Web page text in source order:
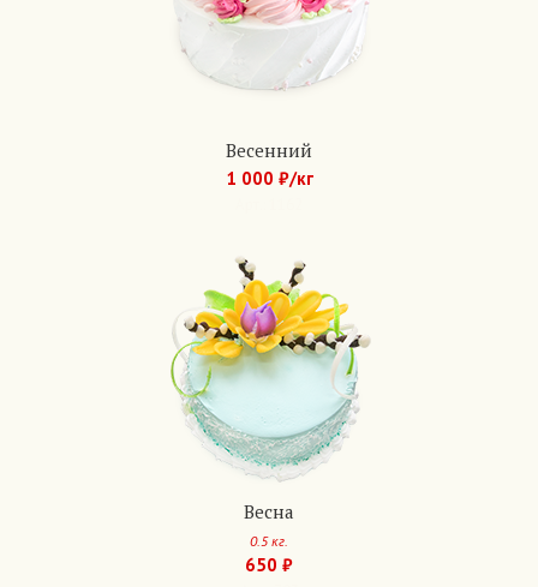
Весенний
1 000 ₽/кг
Весна
0.5 кг.
650 ₽